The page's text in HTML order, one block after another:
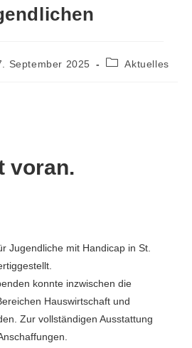
September 2025 Aktuelles
voran.
Jugendliche mit Handicap in St.
konnte inzwischen die
Hauswirtschaft und
Zur vollständigen Ausstattung